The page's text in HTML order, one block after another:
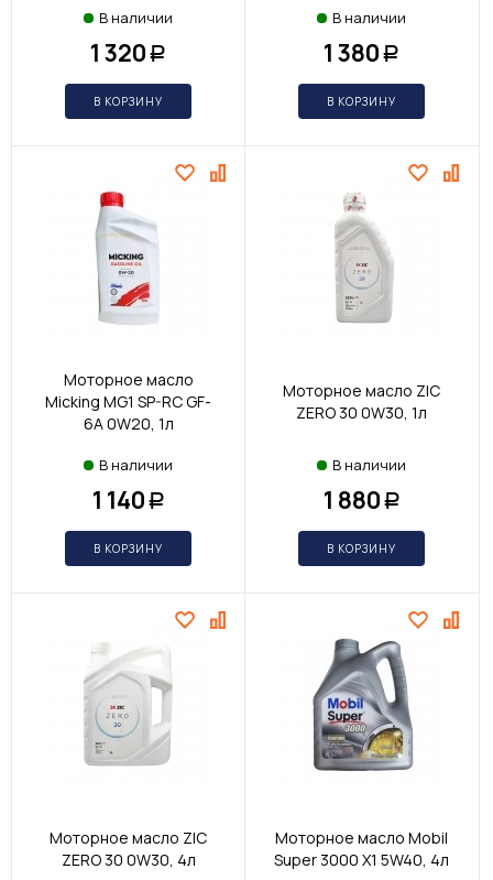
В наличии
1 320 Р
В КОРЗИНУ
В наличии
1 380 Р
В КОРЗИНУ
Моторное масло
Micking MG1 SP-RC GF-
6A 0W20, 1л
В наличии
1 140 Р
В КОРЗИНУ
Моторное масло ZIC
ZERO 30 0W30, 1л
В наличии
1 880 Р
В КОРЗИНУ
Моторное масло ZIC
ZERO 30 0W30, 4л
Моторное масло Mobil
Super 3000 X1 5W40, 4л